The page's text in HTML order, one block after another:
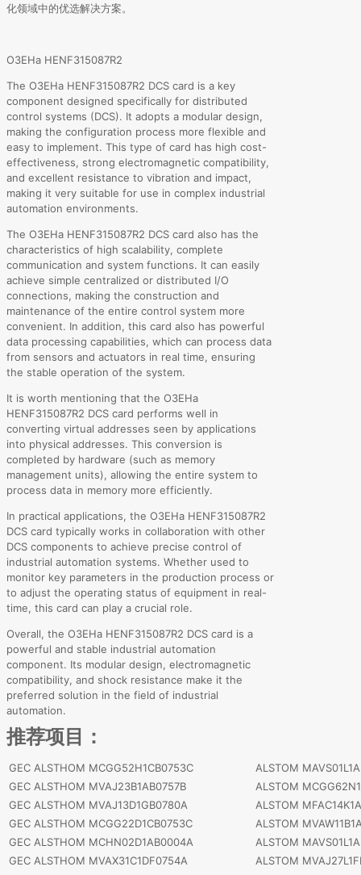
化领域中的优选解决方案。
O3EHa HENF315087R2
The O3EHa HENF315087R2 DCS card is a key
component designed specifically for distributed
control systems (DCS). It adopts a modular design,
making the configuration process more flexible and
easy to implement. This type of card has high cost-
effectiveness, strong electromagnetic compatibility,
and excellent resistance to vibration and impact,
making it very suitable for use in complex industrial
automation environments.
The O3EHa HENF315087R2 DCS card also has the
characteristics of high scalability, complete
communication and system functions. It can easily
achieve simple centralized or distributed I/O
connections, making the construction and
maintenance of the entire control system more
convenient. In addition, this card also has powerful
data processing capabilities, which can process data
from sensors and actuators in real time, ensuring
the stable operation of the system.
It is worth mentioning that the O3EHa
HENF315087R2 DCS card performs well in
converting virtual addresses seen by applications
into physical addresses. This conversion is
completed by hardware (such as memory
management units), allowing the entire system to
process data in memory more efficiently.
In practical applications, the O3EHa HENF315087R2
DCS card typically works in collaboration with other
DCS components to achieve precise control of
industrial automation systems. Whether used to
monitor key parameters in the production process or
to adjust the operating status of equipment in real-
time, this card can play a crucial role.
Overall, the O3EHa HENF315087R2 DCS card is a
powerful and stable industrial automation
component. Its modular design, electromagnetic
compatibility, and shock resistance make it the
preferred solution in the field of industrial
automation.
推荐项目：
GEC ALSTHOM MCGG52H1CB0753C
ALSTOM
GEC ALSTHOM MVAJ23B1AB0757B
ALSTOM
GEC ALSTHOM MVAJ13D1GB0780A
ALSTOM
GEC ALSTHOM MCGG22D1CB0753C
ALSTOM
GEC ALSTHOM MCHN02D1AB0004A
ALSTOM
GEC ALSTHOM MVAX31C1DF0754A
ALSTOM